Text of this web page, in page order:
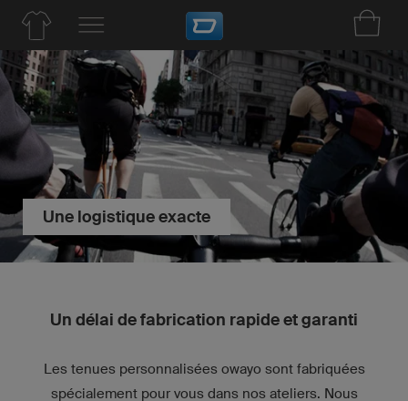
Une logistique exacte
Un délai de fabrication rapide et garanti
Les tenues personnalisées owayo sont fabriquées
spécialement pour vous dans nos ateliers. Nous